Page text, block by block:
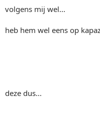
volgens mij wel...
heb hem wel eens op
deze dus...